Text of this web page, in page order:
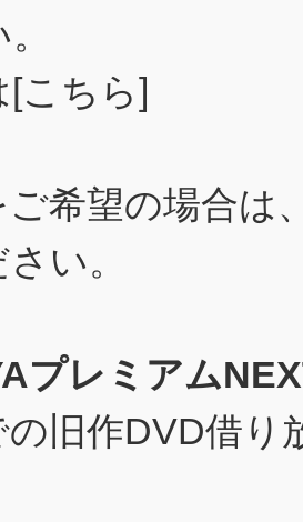
[こちら]
希望の場合は
い。
プレミアム
旧作DVD借り